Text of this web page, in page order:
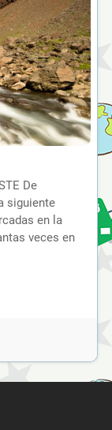
De
siguiente
en la
veces en